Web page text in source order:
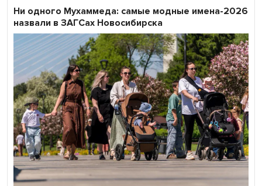
Ни одного Мухаммеда: самые модные имена-2026
назвали в ЗАГСах Новосибирска